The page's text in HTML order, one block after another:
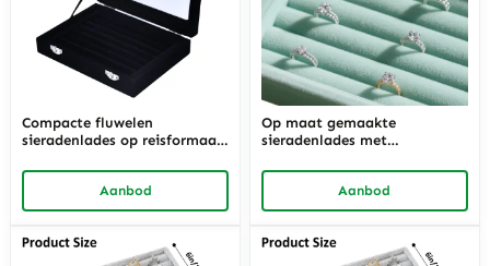
Compacte fluwelen
sieradenlades op reisformaat
Ideaal voor
vertegenwoordigers en
detailhandelaren in sieraden
draagbare
displayoplossingen
Aanbod
Op maat gemaakte
sieradenlades met
Op maat gemaakte
presentatieoplossingen voor
luxe sieradenshowrooms en
Aanbod